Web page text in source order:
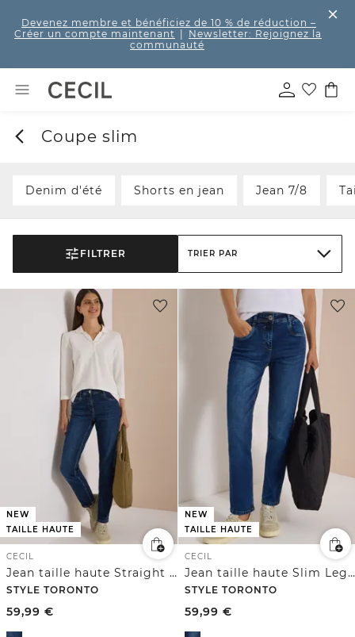
Devenez membre et bénéficiez de 10 % de réduction –
Créer un compte maintenant
Newsletter: Rejoignez la
communauté
Coupe slim
Denim d'été Shorts en jean Jean 7/8
FILTRER TRIER PAR
NEW
TAILLE HAUTE
CECIL
Jean taille haute Straight Leg à la coupe ajustée
STYLE TORONTO
59,99 €
NEW
TAILLE HAUTE
CECIL
Jean taille haute Slim Leg coupe ajustée
STYLE TORONTO
59,99 €